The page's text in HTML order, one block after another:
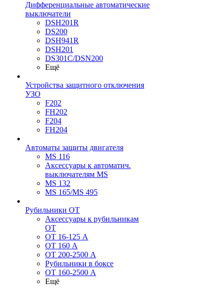
Дифференциальные автоматические
выключатели
DSH201R
DS200
DSH941R
DSH201
DS301C/DSN200
Ещё
Устройства защитного отключения
УЗО
F202
FH202
F204
FH204
Автоматы защиты двигателя
MS 116
Аксессуары к автоматич.
выключателям MS
MS 132
MS 165/MS 495
Рубильники ОТ
Аксессуары к рубильникам
OT
OT 16-125 А
OT 160 А
OT 200-2500 А
Рубильники в боксе
OT 160-2500 А
Ещё